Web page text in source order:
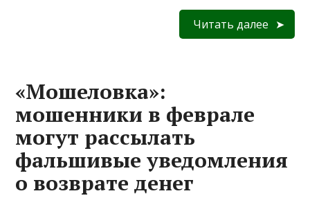
Читать далее
«Мошеловка»:
мошенники в феврале
могут рассылать
фальшивые уведомления
о возврате денег